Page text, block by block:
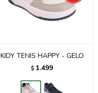
KIDY TENIS HAPPY - GELO
$ 1.499